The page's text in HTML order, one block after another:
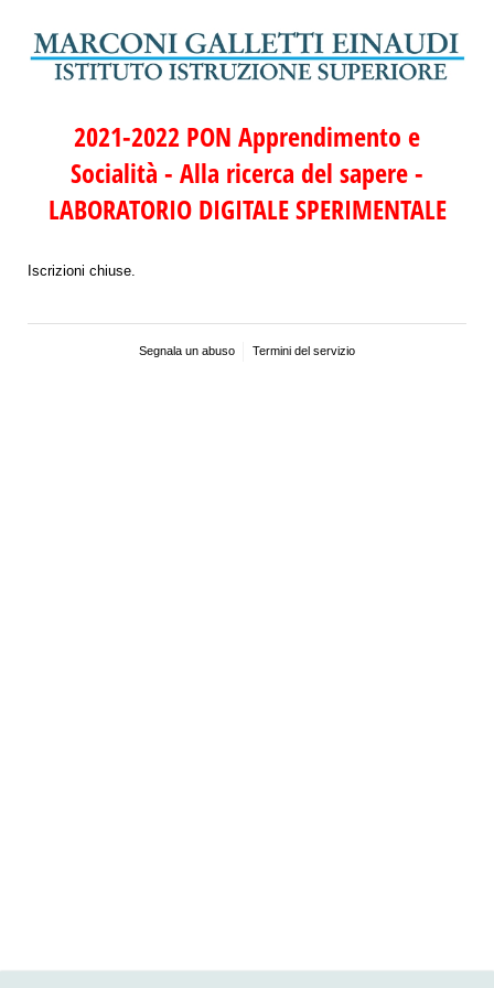
2021-2022 PON Apprendimento e
Socialità - Alla ricerca del sapere -
LABORATORIO DIGITALE SPERIMENTALE
Iscrizioni chiuse.
Segnala un abuso Termini del servizio